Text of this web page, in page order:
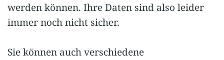
werden können. Ihre Daten sind also leider
immer noch nicht sicher.
Sie können auch verschiedene